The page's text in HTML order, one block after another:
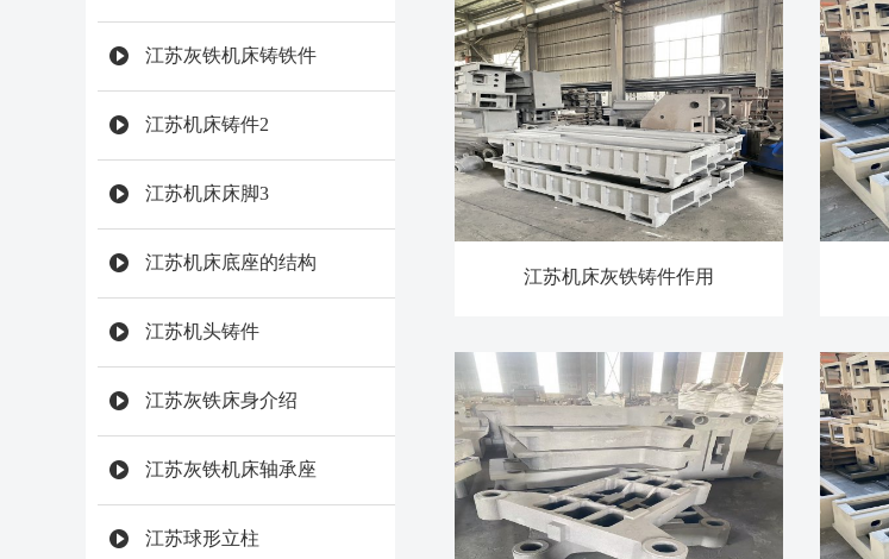
江苏灰铁机床铸铁件
江苏机床铸件2
江苏机床床脚3
江苏机床底座的结构
江苏机头铸件
江苏灰铁床身介绍
江苏灰铁机床轴承座
江苏球形立柱
江苏机床灰铁铸件作用